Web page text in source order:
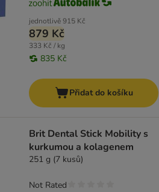
jednotlivě915 Kč
879 Kč
333 Kč / kg
835 Kč
Přidat do košíku
Brit Dental Stick Mobility s
kurkumou a kolagenem
251 g (7 kusů)
Not Rated